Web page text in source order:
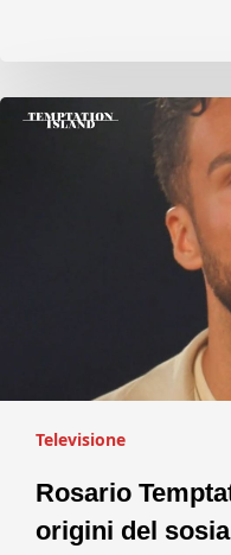
Televisione
Rosario
origini del